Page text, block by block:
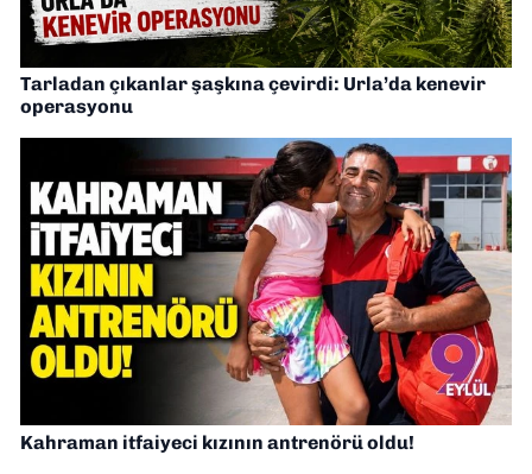
Tarladan çıkanlar şaşkına çevirdi: Urla’da kenevir
operasyonu
Kahraman itfaiyeci kızının antrenörü oldu!